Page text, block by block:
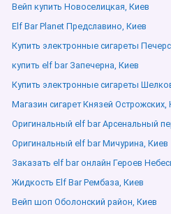
Вейп купить Новоселицкая, Киев
Elf Bar Planet Предславино, Киев
Купить электронные сигареты
купить elf bar Запечерна, Киев
Купить электронные сигареты
Магазин сигарет Князей Острожских,
Оригинальный elf bar Арсенальный
Оригинальный elf bar Мичурина, Киев
Заказать elf bar онлайн Героев
Жидкость Elf Bar Рембаза, Киев
Вейп шоп Оболонский район, Киев